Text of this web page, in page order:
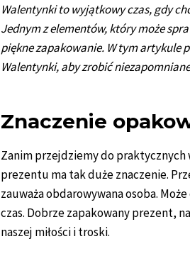
Walentynki to wyjątkowy czas, gdy
Jednym z elementów, który może
piękne zapakowanie. W tym artykule
Walentynki, aby zrobić
Znaczenie
Zanim przejdziemy do praktycznych
prezentu ma tak duże znaczenie.
zauważa obdarowywana osoba.
czas. Dobrze zapakowany prezent,
naszej miłości i troski.